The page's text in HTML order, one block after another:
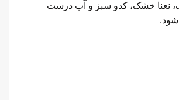
نعنا خشک، کدو سبز و آب درست